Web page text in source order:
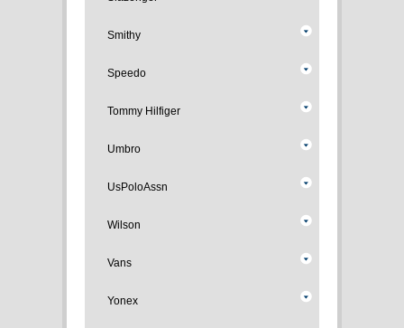
Smithy
Speedo
Tommy Hilfiger
Umbro
UsPoloAssn
Wilson
Vans
Yonex